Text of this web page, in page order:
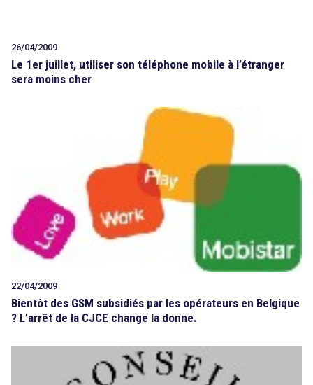
26/04/2009
Le 1er juillet, utiliser son téléphone mobile à l’étranger
sera moins cher
22/04/2009
Bientôt des GSM subsidiés par les opérateurs en Belgique
? L’arrêt de la CJCE change la donne.